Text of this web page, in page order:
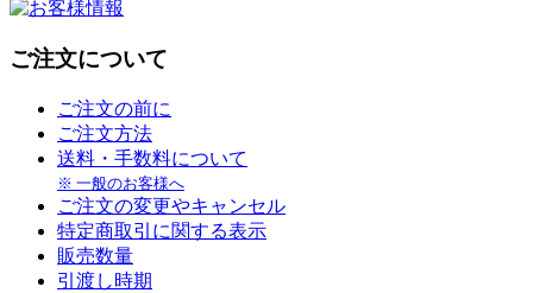
ご注文について
ご注文の前に
ご注文方法
送料・手数料について
※ 一般のお客様へ
ご注文の変更やキャンセル
特定商取引に関する表示
販売数量
引渡し時期